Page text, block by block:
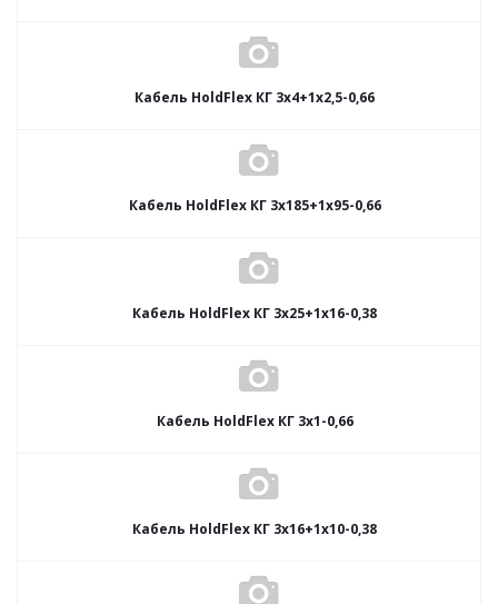
Кабель HoldFlex КГ 3x4+1x2,5-0,66
Кабель HoldFlex КГ 3x185+1x95-0,66
Кабель HoldFlex КГ 3x25+1x16-0,38
Кабель HoldFlex КГ 3x1-0,66
Кабель HoldFlex КГ 3x16+1x10-0,38